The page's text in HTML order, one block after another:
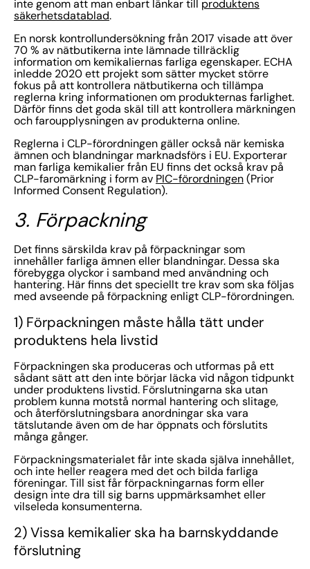
inte genom att man enbart länkar till produktens
säkerhetsdatablad.
En norsk kontrollundersökning från 2017 visade att över
70 % av nätbutikerna inte lämnade tillräcklig
information om kemikaliernas farliga egenskaper. ECHA
inledde 2020 ett projekt som sätter mycket större
fokus på att kontrollera nätbutikerna och tillämpa
reglerna kring informationen om produkternas farlighet.
Därför finns det goda skäl till att kontrollera märkningen
och faroupplysningen av produkterna online.
Reglerna i CLP-förordningen gäller också när kemiska
ämnen och blandningar marknadsförs i EU. Exporterar
man farliga kemikalier från EU finns det också krav på
CLP-faromärkning i form av PIC-förordningen (Prior
Informed Consent Regulation).
3. Förpackning
Det finns särskilda krav på förpackningar som
innehåller farliga ämnen eller blandningar. Dessa ska
förebygga olyckor i samband med användning och
hantering. Här finns det speciellt tre krav som ska följas
med avseende på förpackning enligt CLP-förordningen.
1) Förpackningen måste hålla tätt under
produktens hela livstid
Förpackningen ska produceras och utformas på ett
sådant sätt att den inte börjar läcka vid någon tidpunkt
under produktens livstid. Förslutningarna ska utan
problem kunna motstå normal hantering och slitage,
och återförslutningsbara anordningar ska vara
tätslutande även om de har öppnats och förslutits
många gånger.
Förpackningsmaterialet får inte skada själva innehållet,
och inte heller reagera med det och bilda farliga
föreningar. Till sist får förpackningarnas form eller
design inte dra till sig barns uppmärksamhet eller
vilseleda konsumenterna.
2) Vissa kemikalier ska ha barnskyddande
förslutning